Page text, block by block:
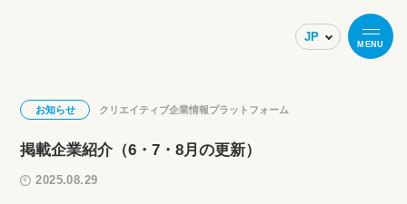
MENU
お知らせ クリエイティブ企業情報プラットフォーム
掲載企業紹介（6・7・8月の更新）
2025.08.29